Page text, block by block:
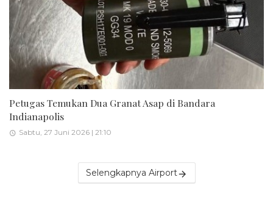
Petugas Temukan Dua Granat Asap di Bandara
Indianapolis
Sabtu, 27 Juni 2026 | 21:10
Selengkapnya Airport